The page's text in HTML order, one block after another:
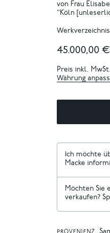
von Frau
"Köln
Werkverzeichnis
45.000,00 €
Preis inkl.
Währung
Ich möchte
Macke
Möchten Sie
verkaufen?